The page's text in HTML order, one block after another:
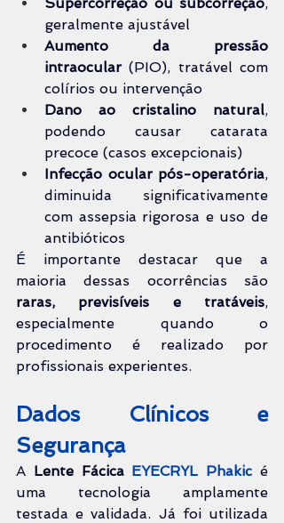
geralmente ajustável
Aumento da pressão
intraocular (PIO), tratável com
colírios ou intervenção
Dano ao cristalino natural,
podendo causar catarata
precoce (casos excepcionais)
Infecção ocular pós-operatória,
diminuida significativamente
com assepsia rigorosa e uso de
antibióticos
É importante destacar que a
raras, previsíveis e tratáveis,
especialmente quando o
procedimento é realizado por
profissionais experientes.
Dados Clínicos e
Segurança
A Lente Fácica EYECRYL Phakic é
uma tecnologia amplamente
testada e validada. Já foi utilizada